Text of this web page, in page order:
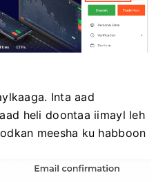
Inta aad
heli doontaa iimayl leh
meesha ku habboon